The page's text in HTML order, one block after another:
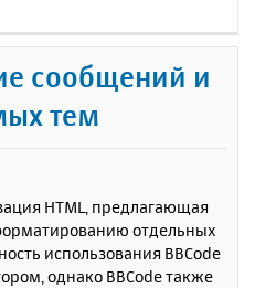
сообщений и
тем
HTML, предлагающая
отдельных
использования BBCode
однако BBCode также